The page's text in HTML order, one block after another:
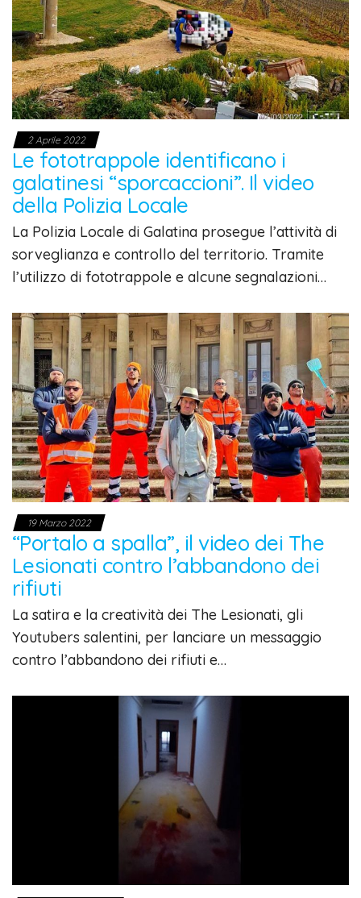
2 Aprile 2022
Le fototrappole identificano i
galatinesi “sporcaccioni”. Il video
della Polizia Locale
La Polizia Locale di Galatina prosegue l’attività di
sorveglianza e controllo del territorio. Tramite
l’utilizzo di fototrappole e alcune segnalazioni…
19 Marzo 2022
“Portalo a spalla”, il video dei The
Lesionati contro l’abbandono dei
rifiuti
La satira e la creatività dei The Lesionati, gli
Youtubers salentini, per lanciare un messaggio
contro l’abbandono dei rifiuti e…